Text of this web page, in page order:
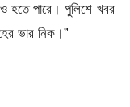
হতে পারে। পুলিশে খবর
ভার নিক।”